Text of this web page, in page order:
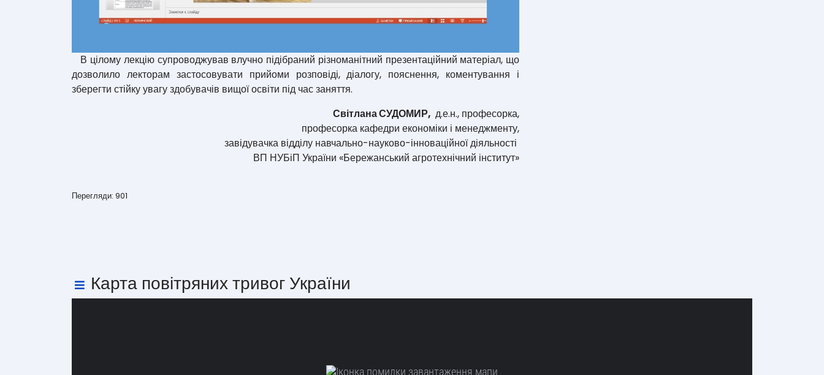
В цілому лекцію супроводжував влучно підібраний різноманітний презентаційний матеріал, що
дозволило лекторам застосовувати прийоми розповіді, діалогу, пояснення, коментування і
зберегти стійку увагу здобувачів вищої освіти під час заняття.
Світлана СУДОМИР, д.е.н., професорка,
професорка кафедри економіки і менеджменту,
завідувачка відділу навчально-науково-інноваційної діяльності
ВП НУБіП України «Бережанський агротехнічний інститут»
Перегляди: 901
Карта повітряних тривог України